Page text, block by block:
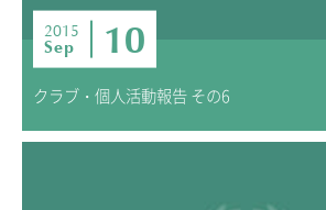
2015
Sep 10
クラブ・個人活動報告 その6